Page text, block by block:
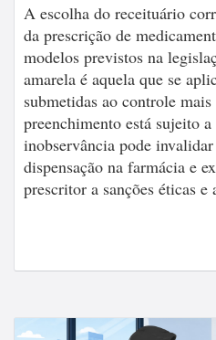
A escolha do receituário
da prescrição de
modelos previstos na
amarela é aquela que se
submetidas ao controle
preenchimento está sujeito
inobservância pode
dispensação na farmácia e
prescritor a sanções éticas